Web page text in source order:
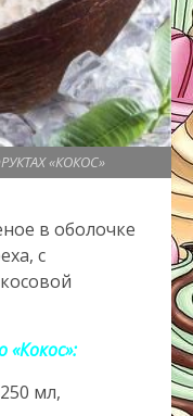
«КОКОС»
в оболочке
с
мл,